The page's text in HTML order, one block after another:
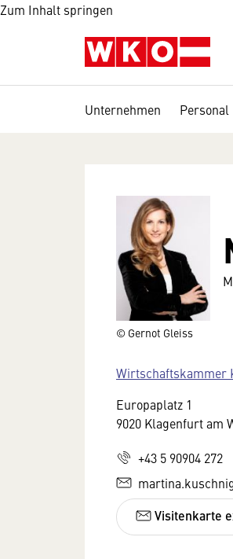
Zum Inhalt springen
Unternehmen Personal
© Gernot Gleiss
Wirtschaftskammer
Europaplatz 1
9020 Klagenfurt am
+43 5 90904 272
Visitenkarte